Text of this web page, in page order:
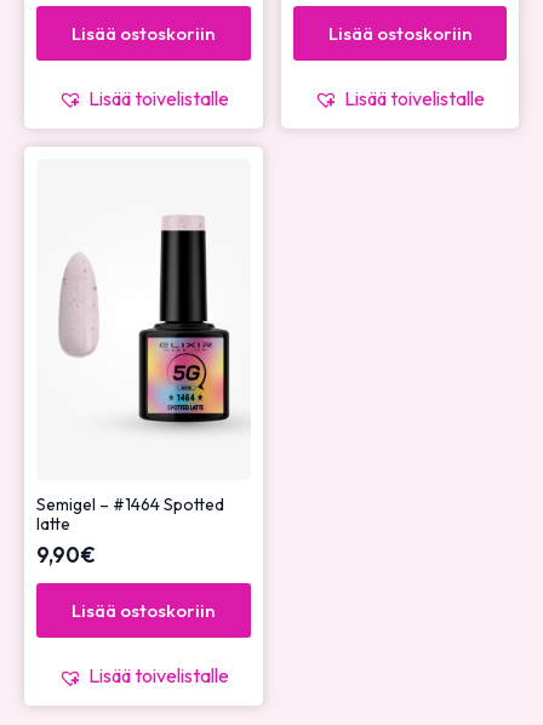
Lisää ostoskoriin
Lisää toivelistalle
Lisää ostoskoriin
Lisää toivelistalle
Semigel – #1464 Spotted
latte
9,90€
Lisää ostoskoriin
Lisää toivelistalle